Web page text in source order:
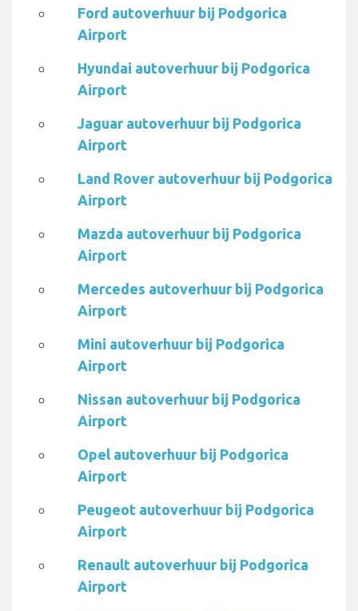
Ford autoverhuur bij Podgorica
Airport
Hyundai autoverhuur bij Podgorica
Airport
Jaguar autoverhuur bij Podgorica
Airport
Land Rover autoverhuur bij Podgorica
Airport
Mazda autoverhuur bij Podgorica
Airport
Mercedes autoverhuur bij Podgorica
Airport
Mini autoverhuur bij Podgorica
Airport
Nissan autoverhuur bij Podgorica
Airport
Opel autoverhuur bij Podgorica
Airport
Peugeot autoverhuur bij Podgorica
Airport
Renault autoverhuur bij Podgorica
Airport